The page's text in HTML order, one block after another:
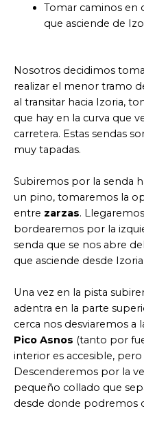
Tomar caminos en
que asciende de
Nosotros decidimos
realizar el menor tramo
al transitar hacia Izoria,
que hay en la curva que
carretera. Estas sendas
muy tapadas.
Subiremos por la senda
un pino, tomaremos la
entre zarzas.
bordearemos por la
senda que se nos abre
que asciende desde Izoria.
Una vez en la pista
adentra en la parte
cerca nos desviaremos a
Pico Asnos (tanto por
interior es accesible,
Descenderemos por la
pequeño collado que
desde donde podremos